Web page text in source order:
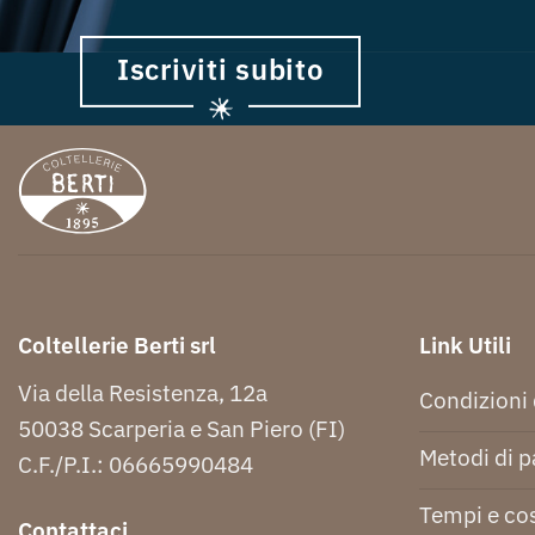
Iscriviti subito
Coltellerie Berti srl
Via della Resistenza, 12a
50038 Scarperia e San Piero (FI)
C.F./P.I.: 06665990484
Link Utili
Condizioni
Metodi di
Tempi e